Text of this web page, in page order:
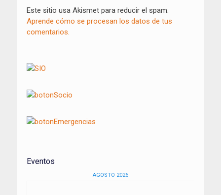
Este sitio usa Akismet para reducir el spam.
Aprende cómo se procesan los datos de tus
comentarios.
Eventos
AGOSTO 2026